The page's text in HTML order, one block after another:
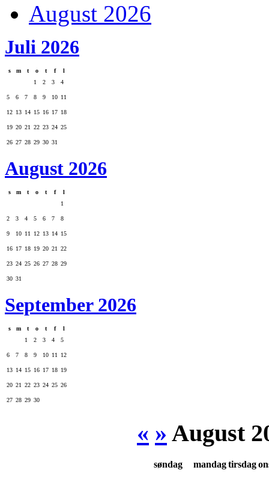
August 2026
Juli 2026
s m t o t f
l
1
2 3 4
5 6 7 8 9 10 11
12 13 14 15 16 17 18
19 20 21 22 23 24 25
26 27 28 29 30 31
August 2026
s m t o t f
l
1
2 3 4 5 6 7 8
9 10 11 12 13 14 15
16 17 18 19 20 21 22
23 24 25 26 27 28 29
30 31
September 2026
s m t o t f
l
1
2 3 4 5
6 7 8 9 10 11 12
13 14 15 16 17 18 19
20 21 22 23 24 25 26
27 28 29 30
« » August
søndag mandagtirsdag